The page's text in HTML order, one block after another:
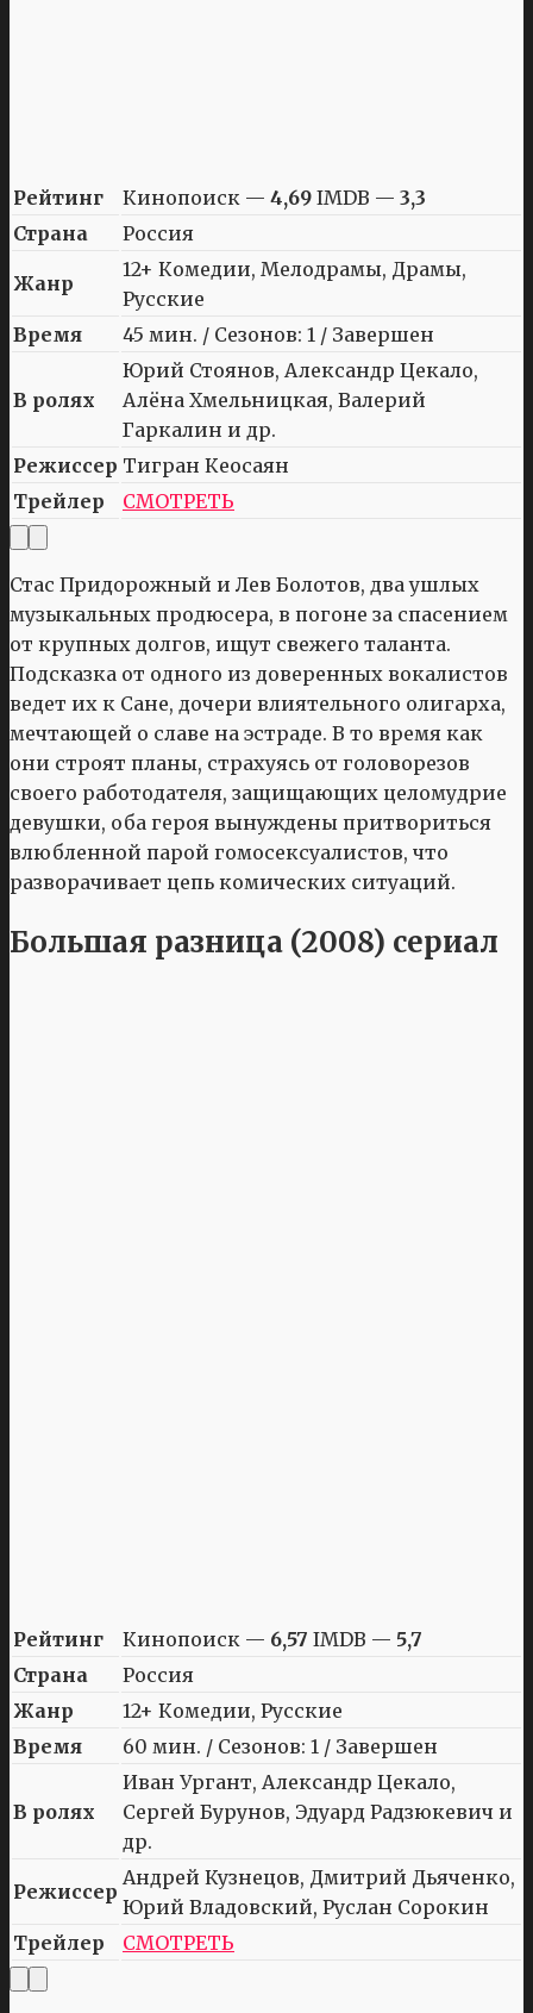
Рейтинг Кинопоиск — 4,69 IMDB — 3,3
Страна
Россия
Жанр
12+ Комедии, Мелодрамы, Драмы,
Русские
Время
45 мин. / Сезонов: 1 / Завершен
В ролях
Юрий Стоянов, Александр Цекало,
Алёна Хмельницкая, Валерий
Гаркалин и др.
Режиссер Тигран Кеосаян
Трейлер
СМОТРЕТЬ
Стас Придорожный и Лев Болотов, два ушлых
музыкальных продюсера, в погоне за спасением
от крупных долгов, ищут свежего таланта.
Подсказка от одного из доверенных вокалистов
ведет их к Сане, дочери влиятельного олигарха,
мечтающей о славе на эстраде. В то время как
они строят планы, страхуясь от головорезов
своего работодателя, защищающих целомудрие
девушки, оба героя вынуждены притвориться
влюбленной парой гомосексуалистов, что
разворачивает цепь комических ситуаций.
Большая разница (2008) сериал
Рейтинг Кинопоиск — 6,57 IMDB — 5,7
Страна
Россия
Жанр
12+ Комедии, Русские
Время
60 мин. / Сезонов: 1 / Завершен
В ролях
Иван Ургант, Александр Цекало,
Сергей Бурунов, Эдуард Радзюкевич и
др.
Режиссер
Андрей Кузнецов, Дмитрий Дьяченко,
Юрий Владовский, Руслан Сорокин
Трейлер
СМОТРЕТЬ